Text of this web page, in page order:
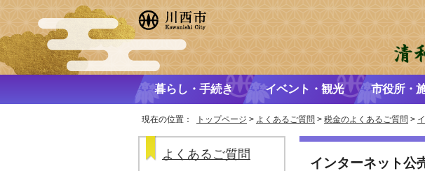
暮らし・手続き イベント・観光 市役所・
現在の位置： トップページ > よくあるご質問 > 税金のよくあるご質問 >
インターネット公
よくあるご質問